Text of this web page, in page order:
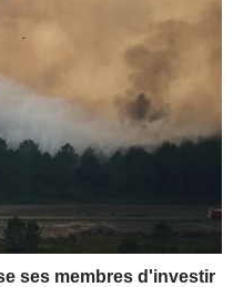
ses membres d'investir